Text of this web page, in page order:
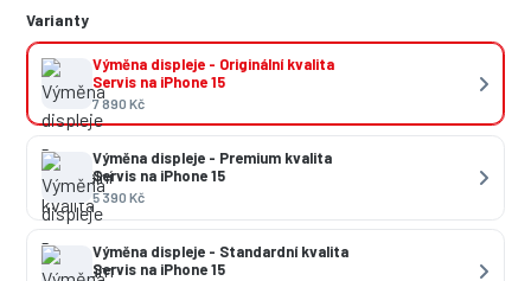
Varianty
Výměna displeje - Originální kvalita
Servis na iPhone 15
7 890 Kč
Výměna displeje - Premium kvalita
Servis na iPhone 15
5 390 Kč
Výměna displeje - Standardní kvalita
Servis na iPhone 15